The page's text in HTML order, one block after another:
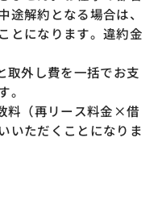
途解約となる場合は、
とになります。違約金
取外し費を一括でお支
。
料（再リース料金×借
いただくことになりま